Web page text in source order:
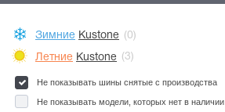
Зимние Kustone (0)
Летние Kustone (3)
Не показывать шины снятые с производства
Не показывать модели, которых нет в наличии